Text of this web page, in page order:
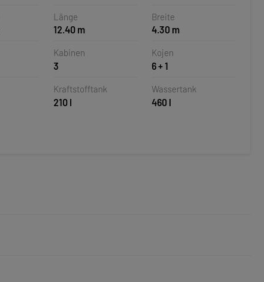
Länge
12.40 m
Breite
4.30 m
Kabinen
3
Kojen
6 + 1
Kraftstofftank
210 l
Wassertank
460 l